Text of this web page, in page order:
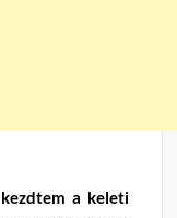
a keleti